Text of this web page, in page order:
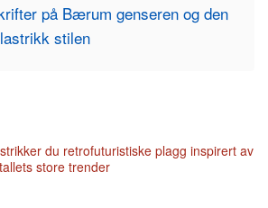
på Bærum genseren og den
stilen
du retrofuturistiske plagg inspirert av
store trender